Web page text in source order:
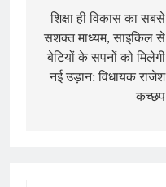
navigation
शिक्षा ही विकास का सबसे
सशक्त माध्यम, साइकिल से
बेटियों के सपनों को मिलेगी
नई उड़ान: विधायक राजेश
कच्छप